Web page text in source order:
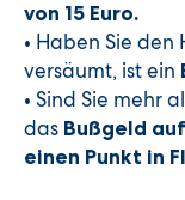
von 15 Euro.
• Haben Sie den
versäumt, ist ein
• Sind Sie mehr
das Bußgeld
einen Punkt in